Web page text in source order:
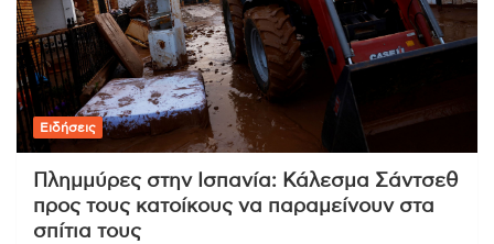
Ειδήσεις
Πλημμύρες στην Ισπανία: Κάλεσμα Σάντσεθ
προς τους κατοίκους να παραμείνουν στα
σπίτια τους